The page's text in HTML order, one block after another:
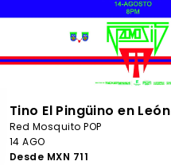
Tino El Pingüino en León
Red Mosquito POP
14 AGO
Desde MXN 711